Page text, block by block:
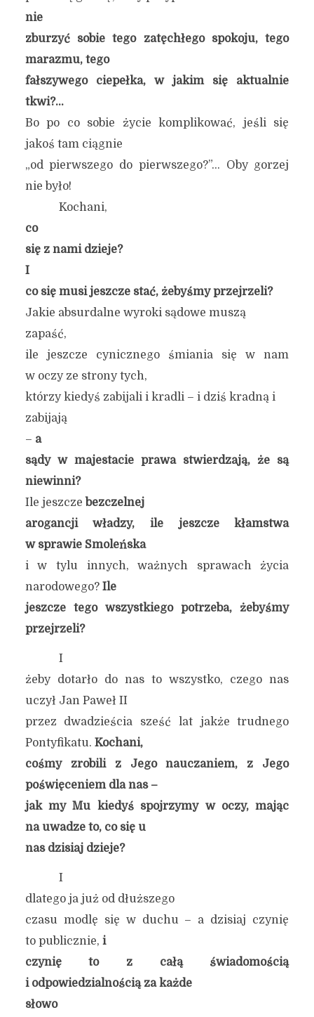
nie
zburzyć sobie tego zatęchłego spokoju, tego
marazmu, tego
fałszywego ciepełka, w jakim się aktualnie
tkwi?…
Bo po co sobie życie komplikować, jeśli się
jakoś tam ciągnie
„od pierwszego do pierwszego?”… Oby gorzej
nie było!
Kochani,
co
się z nami dzieje?
I
co się musi jeszcze stać, żebyśmy przejrzeli?
Jakie absurdalne wyroki sądowe muszą
zapaść,
ile jeszcze cynicznego śmiania się w nam
w oczy ze strony tych,
którzy kiedyś zabijali i kradli – i dziś kradną i
zabijają
– a
sądy w majestacie prawa stwierdzają, że są
niewinni?
Ile jeszcze bezczelnej
arogancji władzy, ile jeszcze kłamstwa
w sprawie Smoleńska
i w tylu innych, ważnych sprawach życia
narodowego? Ile
jeszcze tego wszystkiego potrzeba, żebyśmy
przejrzeli?
I
żeby dotarło do nas to wszystko, czego nas
uczył Jan Paweł II
przez dwadzieścia sześć lat jakże trudnego
Pontyfikatu. Kochani,
cośmy zrobili z Jego nauczaniem, z Jego
poświęceniem dla nas –
jak my Mu kiedyś spojrzymy w oczy, mając
na uwadze to, co się u
nas dzisiaj dzieje?
I
dlatego ja już od dłuższego
czasu modlę się w duchu – a dzisiaj czynię
to publicznie, i
czynię to z całą świadomością
i odpowiedzialnością za każde
słowo